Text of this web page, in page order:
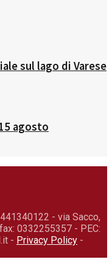
sul lago di Varese
agosto
- via Sacco,
0332255357 - PEC:
- Privacy Policy -